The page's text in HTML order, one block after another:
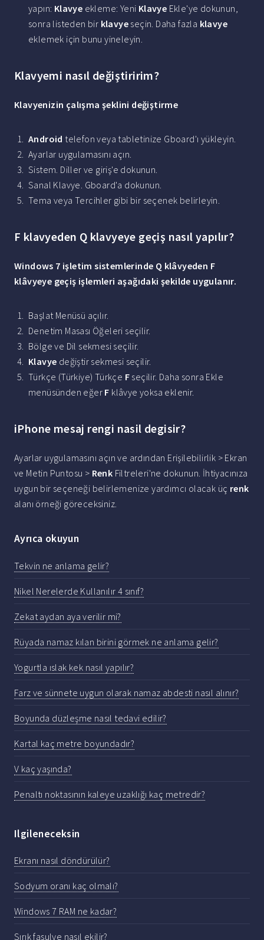
yapın: Klavye ekleme: Yeni Klavye Ekle'ye dokunun,
sonra listeden bir klavye seçin. Daha fazla klavye
eklemek için bunu yineleyin.
Klavyemi nasıl değiştiririm?
Klavyenizin çalışma şeklini değiştirme
Android telefon veya tabletinize Gboard'ı yükleyin.
Ayarlar uygulamasını açın.
Sistem. Diller ve giriş'e dokunun.
Sanal Klavye. Gboard'a dokunun.
Tema veya Tercihler gibi bir seçenek belirleyin.
F klavyeden Q klavyeye geçiş nasıl yapılır?
Windows 7 işletim sistemlerinde Q klâvyeden F
klâvyeye geçiş işlemleri aşağıdaki şekilde uygulanır.
Başlat Menüsü açılır.
Denetim Masası Öğeleri seçilir.
Bölge ve Dil sekmesi seçilir.
Klavye değiştir sekmesi seçilir.
Türkçe (Türkiye) Türkçe F seçilir. Daha sonra Ekle
menüsünden eğer F klâvye yoksa eklenir.
iPhone mesaj rengi nasil degisir?
Ayarlar uygulamasını açın ve ardından Erişilebilirlik > Ekran
ve Metin Puntosu > Renk Filtreleri'ne dokunun. İhtiyacınıza
uygun bir seçeneği belirlemenize yardımcı olacak üç renk
alanı örneği göreceksiniz.
Ayrıca okuyun
Tekvin ne anlama gelir?
Nikel Nerelerde Kullanılır 4 sınıf?
Zekat aydan aya verilir mi?
Rüyada namaz kılan birini görmek ne anlama gelir?
Yogurtla ıslak kek nasıl yapılır?
Farz ve sünnete uygun olarak namaz abdesti nasıl alınır?
Boyunda düzleşme nasıl tedavi edilir?
Kartal kaç metre boyundadır?
V kaç yaşında?
Penaltı noktasının kaleye uzaklığı kaç metredir?
Ilgileneceksin
Ekranı nasıl döndürülür?
Sodyum oranı kaç olmalı?
Windows 7 RAM ne kadar?
Sırık fasulye nasıl ekilir?